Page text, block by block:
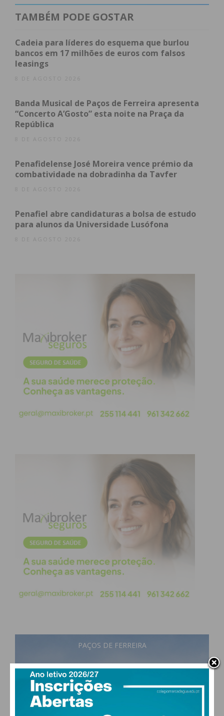
Assine nossa newsletter por e-mail e
atualizada.
Eu li e concordo com ostermos e
TAMBÉM PODE GOSTAR
Cadeia para líderes do esquema que burlou
bancos em 17 milhões de euros com falsos
leasings
8 DE AGOSTO 2026
Banda Musical de Paços de Ferreira apresenta
“Concerto A’Gosto” esta noite na Praça da
República
8 DE AGOSTO 2026
Penafidelense José Moreira vence prémio da
combatividade na dobradinha da Tavfer
8 DE AGOSTO 2026
Penafiel abre candidaturas a bolsa de estudo
para alunos da Universidade Lusófona
8 DE AGOSTO 2026
PAÇOS DE FERREIRA
26°
few clouds
vento: 4m/s O
MAX 26 • MIN 25